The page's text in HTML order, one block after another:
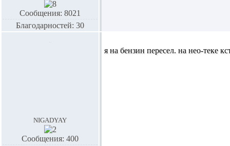
Сообщения: 8021
Благодарностей: 30
nigadyay
Сообщения: 400
я на бензин пересел. на нео-теке